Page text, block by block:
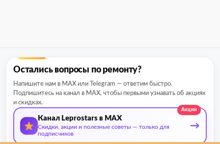
Остались вопросы по ремонту?
Напишите нам в MAX или Telegram — ответим быстро.
Подпишитесь на канал в MAX, чтобы первыми узнавать об акциях
и скидках.
Акции
Канал Leprostars в MAX
Скидки, акции и полезные советы — только для
подписчиков
→